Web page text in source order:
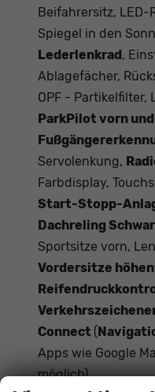
Beifahrersitz,
Spiegel in den
Lederlenkrad ,
Ablagefächer,
OPF -
ParkPilot vorn
Servolenkung,
Farbdisplay,
Start-Stopp-
Dachreling
Sportsitze vorn,
Vordersitze
Connect (
Apps wie Google
möglich)